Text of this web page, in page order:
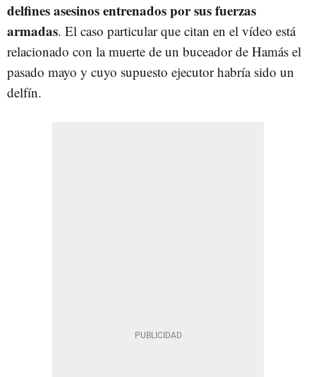
delfines asesinos entrenados por sus fuerzas
armadas. El caso particular que citan en el vídeo está
relacionado con la muerte de un buceador de Hamás el
pasado mayo y cuyo supuesto ejecutor habría sido un
delfín.